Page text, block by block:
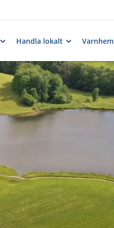
Handla lokalt Varnhem